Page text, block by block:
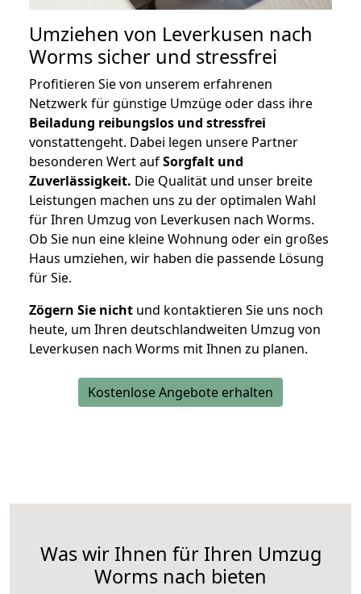
Umziehen von Leverkusen nach
Worms sicher und stressfrei
Profitieren Sie von unserem erfahrenen
Netzwerk für günstige Umzüge oder dass ihre
Beiladung reibungslos und stressfrei
vonstattengeht. Dabei legen unsere Partner
besonderen Wert aufSorgfalt und
Zuverlässigkeit. Die Qualität und unser breite
Leistungen machen uns zu der optimalen Wahl
für Ihren Umzug von Leverkusen nach Worms.
Ob Sie nun eine kleine Wohnung oder ein großes
Haus umziehen, wir haben die passende Lösung
für Sie.
Zögern Sie nicht und kontaktieren Sie uns noch
heute, um Ihren deutschlandweiten Umzug von
Leverkusen nach Worms mit Ihnen zu planen.
Kostenlose Angebote erhalten
Was wir Ihnen für Ihren Umzug
Worms nach bieten